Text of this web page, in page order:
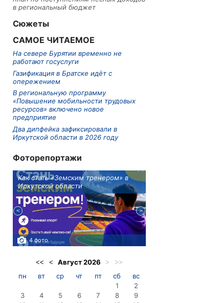
в региональный бюджет
Сюжеты
САМОЕ ЧИТАЕМОЕ
На севере Бурятии временно не
работают госуслуги
Газификация в Братске идёт с
опережением
В региональную программу
«Повышение мобильности трудовых
ресурсов» включено новое
предприятие
Два дипфейка зафиксировали в
Иркутской области в 2026 году
Фоторепортажи
Как стать «Земским тренером» в
Иркутской области
4 фото
<< < Август2026 > >>
пн вт ср чт пт сб
вс
1
2
3
4 5 6 7 8
9